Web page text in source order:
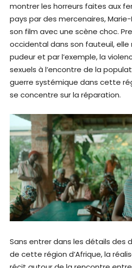
montrer les horreurs faites aux
pays par des mercenaires, Marie-
son film avec une scène choc.
occidental dans son fauteuil,
pudeur et par l’exemple, la
sexuels à l’encontre de la
guerre systémique dans cette
se concentre sur la réparation.
Sans entrer dans les détails des
de cette région d’Afrique, la